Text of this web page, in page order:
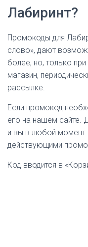
Лабиринт?
Промокоды для
слово», дают
более, но, только
магазин,
рассылке.
Если промокод
его на нашем сайте.
и вы в любой момент
действующими
Код вводится в